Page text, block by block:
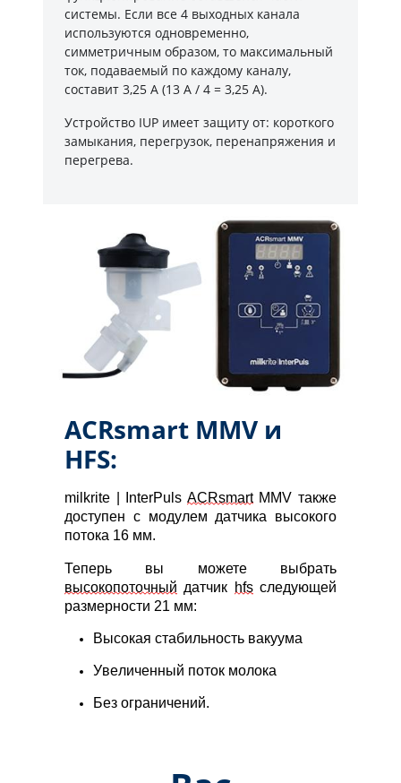
системы. Если все 4 выходных канала
используются одновременно,
симметричным образом, то максимальный
ток, подаваемый по каждому каналу,
составит 3,25 А (13 А / 4 = 3,25 А).
Устройство IUP имеет защиту от: короткого
замыкания, перегрузок, перенапряжения и
перегрева.
ACRsmart MMV и
HFS:
milkrite | InterPuls ACRsmart MMV также
доступен с модулем датчика высокого
потока 16 мм.
высокопоточный датчик hfs следующей
размерности 21 мм:
Высокая стабильность вакуума
Увеличенный поток молока
Без ограничений.